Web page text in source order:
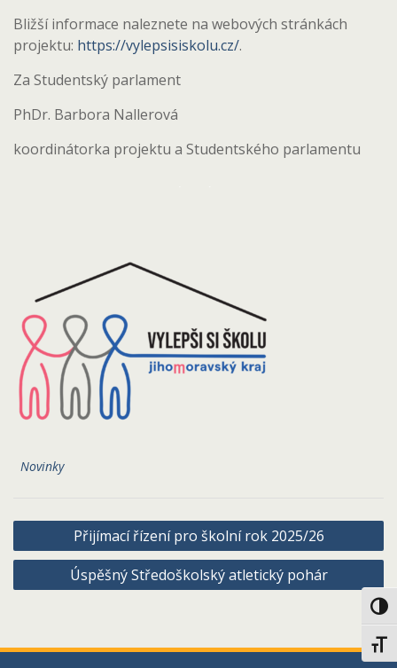
Bližší informace naleznete na webových stránkách
projektu: https://vylepsisiskolu.cz/.
Za Studentský parlament
PhDr. Barbora Nallerová
koordinátorka projektu a Studentského parlamentu
Novinky
Navigace
pro
příspěvek
Přijímací řízení pro školní rok 2025/26
Úspěšný Středoškolský atletický pohár